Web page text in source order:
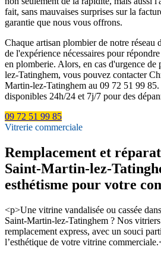
fait, sans mauvaises surprises sur la
garantie que nous vous offrons.
Chaque artisan plombier de notre réseau
de l'expérience nécessaires pour
en plomberie. Alors, en cas d'urgence
lez-Tatinghem, vous pouvez contacter
Martin-lez-Tatinghem au 09 72 51 99 85.
disponibles 24h/24 et 7j/7 pour des
09 72 51 99 85
Vitrerie commerciale
Remplacement et
Saint-Martin-lez-
esthétisme pour votre
<p>Une vitrine vandalisée ou cassée
Saint-Martin-lez-Tatinghem ? Nos
remplacement express, avec un souci
l’esthétique de votre vitrine